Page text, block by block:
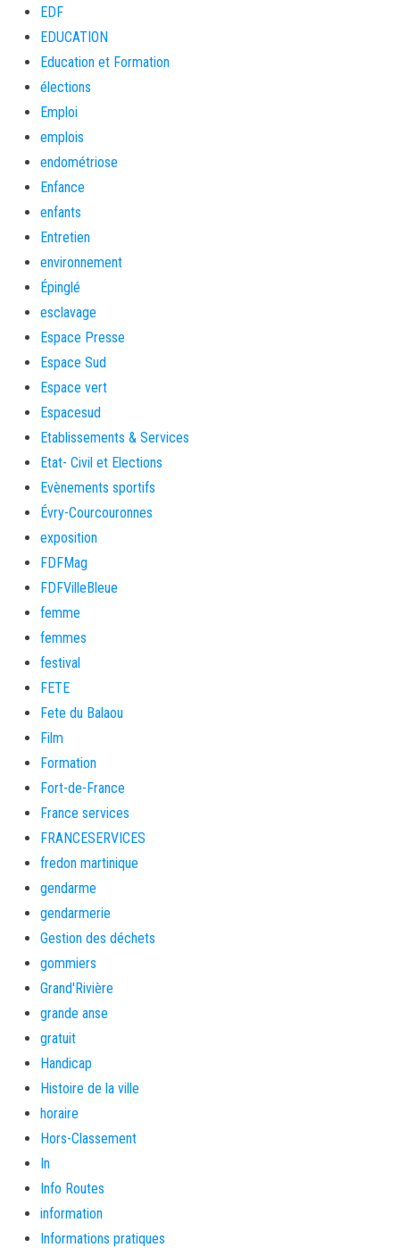
EDF
EDUCATION
Education et Formation
élections
Emploi
emplois
endométriose
Enfance
enfants
Entretien
environnement
Épinglé
esclavage
Espace Presse
Espace Sud
Espace vert
Espacesud
Etablissements & Services
Etat- Civil et Elections
Evènements sportifs
Évry-Courcouronnes
exposition
FDFMag
FDFVilleBleue
femme
femmes
festival
FETE
Fete du Balaou
Film
Formation
Fort-de-France
France services
FRANCESERVICES
fredon martinique
gendarme
gendarmerie
Gestion des déchets
gommiers
Grand'Rivière
grande anse
gratuit
Handicap
Histoire de la ville
horaire
Hors-Classement
In
Info Routes
information
Informations pratiques